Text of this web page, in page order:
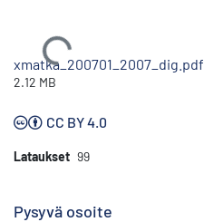
Ladataan...
xmatka_200701_2007_dig.pdf
2.12 MB
CC BY 4.0
Lataukset 99
Pysyvä osoite